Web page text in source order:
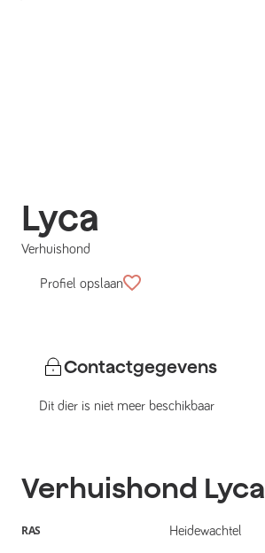
Lyca
Verhuishond
Profiel opslaan
Contactgegevens
Dit dier is niet meer beschikbaar
Verhuishond Lyca
RAS Heidewachtel